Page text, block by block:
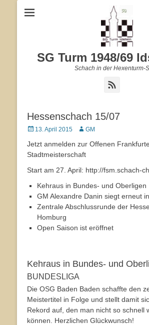
SG Turm 1948/69
Schach in der Hexenturm-
Hessenschach 15/07
Veröffentlicht
13. April 2015 Autor
GM
Jetzt anmelden zur Offenen
Stadtmeisterschaft
Start am 27. April: http://fsm.schach-
Kehraus in Bundes- und Oberligen
GM Alexandre Danin siegt erneut
Zentrale Abschlussrunde der
Homburg
Open Saison ist eröffnet
Kehraus in Bundes- und
BUNDESLIGA
Die OSG Baden Baden schaffte den
Meistertitel in Folge und stellt damit
Rekord auf, den man nicht so schnell
können. Herzlichen Glückwunsch!